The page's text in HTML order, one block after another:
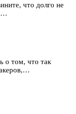
что долго не
о том, что так